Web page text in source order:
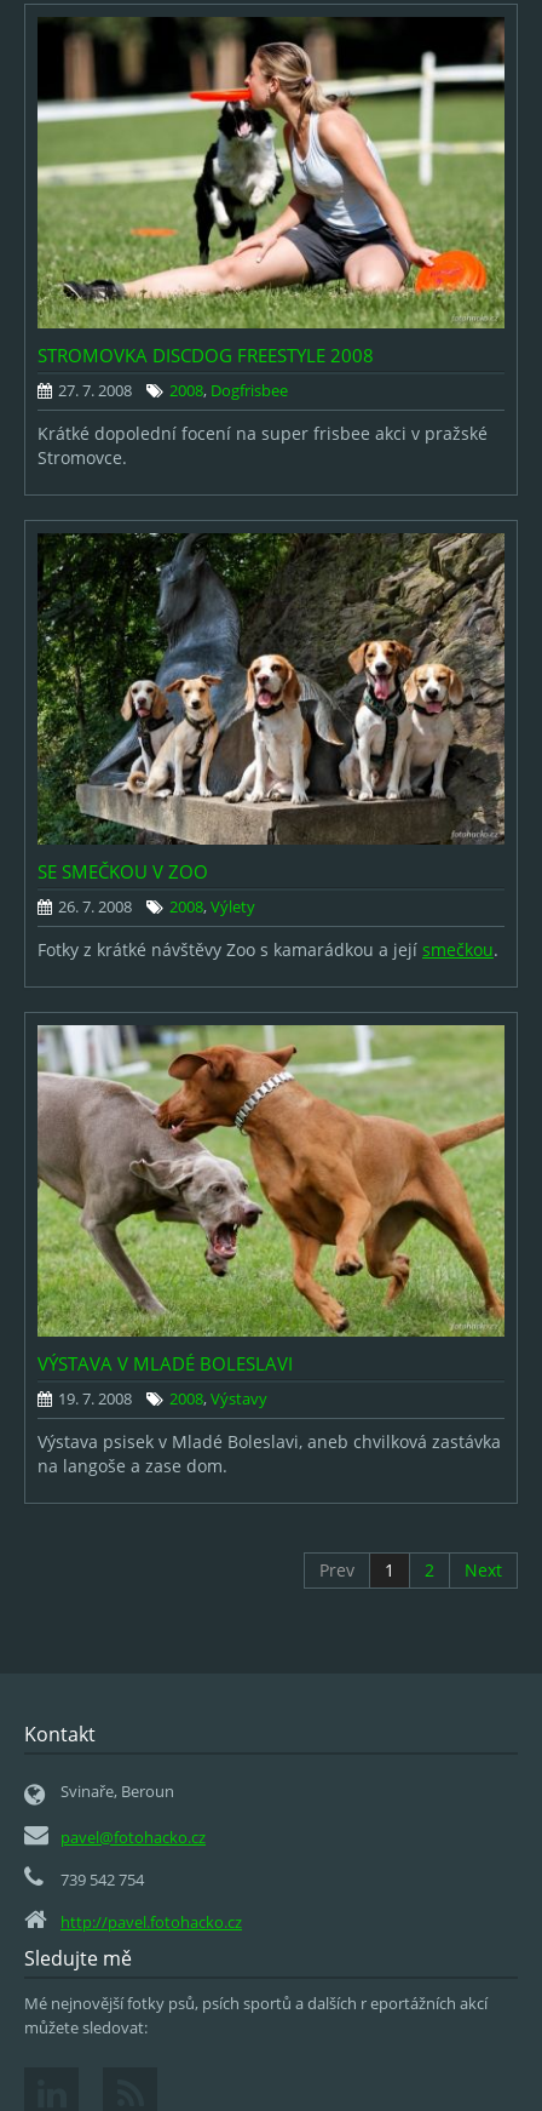
STROMOVKA DISCDOG FREESTYLE 2008
27. 7. 2008 2008, Dogfrisbee
Krátké dopolední focení na super frisbee akci v pražské
Stromovce.
SE SMEČKOU V ZOO
26. 7. 2008 2008,Výlety
Fotky z krátké návštěvy Zoo s kamarádkou a její smečkou.
VÝSTAVA V MLADÉ BOLESLAVI
19. 7. 2008 2008,Výstavy
Výstava psisek v Mladé Boleslavi, aneb chvilková zastávka
na langoše a zase dom.
Prev 1 2 Next
Kontakt
Svinaře, Beroun
pavel@fotohacko.cz
739 542 754
http://pavel.fotohacko.cz
Sledujte mě
Mé nejnovější fotky psů, psích sportů a dalších r eportážních akcí
můžete sledovat: